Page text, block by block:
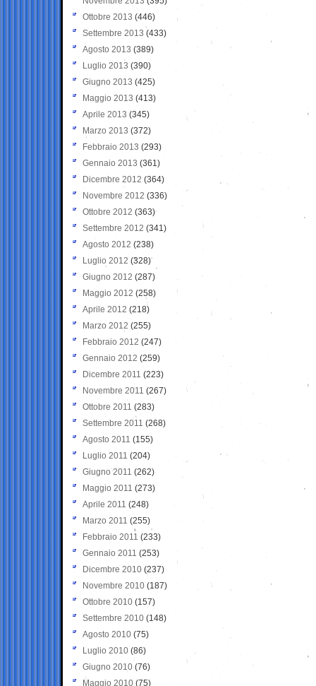
Ottobre 2013 (446)
Settembre 2013 (433)
Agosto 2013 (389)
Luglio 2013 (390)
Giugno 2013 (425)
Maggio 2013 (413)
Aprile 2013 (345)
Marzo 2013 (372)
Febbraio 2013 (293)
Gennaio 2013 (361)
Dicembre 2012 (364)
Novembre 2012 (336)
Ottobre 2012 (363)
Settembre 2012 (341)
Agosto 2012 (238)
Luglio 2012 (328)
Giugno 2012 (287)
Maggio 2012 (258)
Aprile 2012 (218)
Marzo 2012 (255)
Febbraio 2012 (247)
Gennaio 2012 (259)
Dicembre 2011 (223)
Novembre 2011 (267)
Ottobre 2011 (283)
Settembre 2011 (268)
Agosto 2011 (155)
Luglio 2011 (204)
Giugno 2011 (262)
Maggio 2011 (273)
Aprile 2011 (248)
Marzo 2011 (255)
Febbraio 2011 (233)
Gennaio 2011 (253)
Dicembre 2010 (237)
Novembre 2010 (187)
Ottobre 2010 (157)
Settembre 2010 (148)
Agosto 2010 (75)
Luglio 2010 (86)
Giugno 2010 (76)
Maggio 2010 (75)